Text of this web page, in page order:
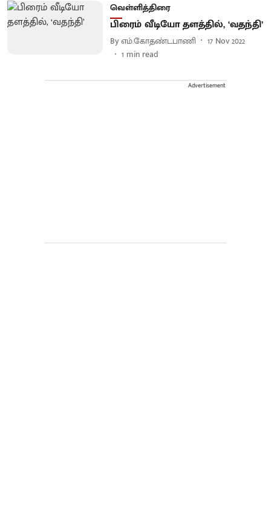
வெள்ளித்திரை
பிரைம் வீடியோ தளத்தில், ‘வதந்தி’
Byஎம்.கோதண்டபாணி
17 Nov 2022
1 min read
Advertisement